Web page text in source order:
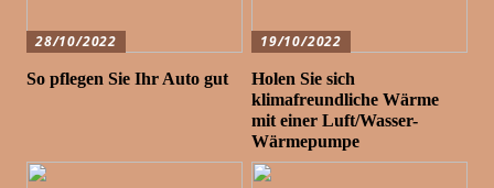
28/10/2022
So pflegen Sie Ihr Auto gut
19/10/2022
Holen Sie sich
klimafreundliche Wärme
mit einer Luft/Wasser-
Wärmepumpe